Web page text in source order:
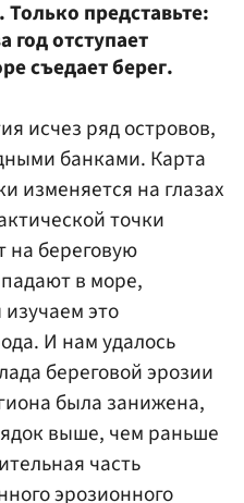
представьте:
год отступает
съедает берег.
исчез ряд островов,
банками. Карта
изменяется на глазах
точки
на береговую
в море,
это
И нам удалось
береговой эрозии
была занижена,
выше, чем раньше
часть
эрозионного